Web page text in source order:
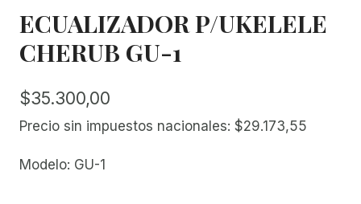
ECUALIZADOR P/UKELELE
CHERUB GU-1
$35.300,00
Precio sin impuestos nacionales: $29.173,55
Modelo: GU-1